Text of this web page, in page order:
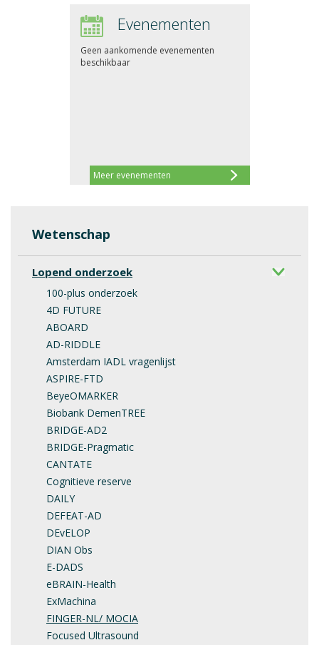
Wetenschap
Lopend onderzoek
100-plus onderzoek
4D FUTURE
ABOARD
AD-RIDDLE
Amsterdam IADL vragenlijst
ASPIRE-FTD
BeyeOMARKER
Biobank DemenTREE
BRIDGE-AD2
BRIDGE-Pragmatic
CANTATE
Cognitieve reserve
DAILY
DEFEAT-AD
DEvELOP
DIAN Obs
E-DADS
eBRAIN-Health
ExMachina
FINGER-NL/ MOCIA
Focused Ultrasound
Evenementen
Meer evenementen
Geen aankomende evenementen
beschikbaar